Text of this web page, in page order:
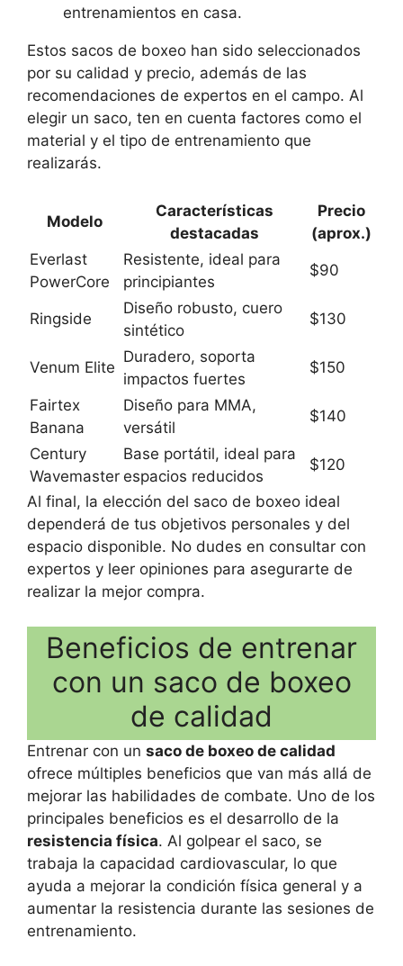
entrenamientos en casa.
Estos sacos de boxeo han sido seleccionados
por su calidad y precio, además de las
recomendaciones de expertos en el campo. Al
elegir un saco, ten en cuenta factores como el
material y el tipo de entrenamiento que
realizarás.
Modelo
Características
destacadas
Precio
(aprox.)
Everlast
PowerCore
Resistente, ideal para
principiantes
$90
Ringside
Diseño robusto, cuero
sintético
$130
Venum Elite
Duradero, soporta
impactos fuertes
$150
Fairtex
Banana
Diseño para MMA,
versátil
$140
Century
Wavemaster
Base portátil, ideal para
espacios reducidos
$120
Al final, la elección del saco de boxeo ideal
dependerá de tus objetivos personales y del
espacio disponible. No dudes en consultar con
expertos y leer opiniones para asegurarte de
realizar la mejor compra.
Beneficios de entrenar
con un saco de boxeo
de calidad
Entrenar con un saco de boxeo de calidad
ofrece múltiples beneficios que van más allá de
mejorar las habilidades de combate. Uno de los
principales beneficios es el desarrollo de la
resistencia física. Al golpear el saco, se
trabaja la capacidad cardiovascular, lo que
ayuda a mejorar la condición física general y a
aumentar la resistencia durante las sesiones de
entrenamiento.